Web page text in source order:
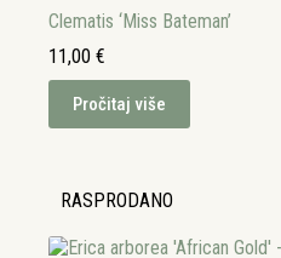
Clematis ‘Miss Bateman’
11,00 €
Pročitaj više
RASPRODANO